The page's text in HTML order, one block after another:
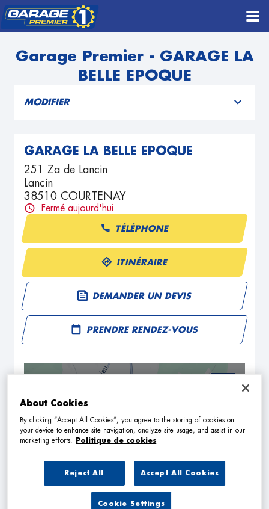
Garage Premier - GARAGE LA
BELLE EPOQUE
MODIFIER
GARAGE LA BELLE EPOQUE
251 Za de Lancin
Lancin
38510 COURTENAY
Fermé aujourd'hui
TÉLÉPHONE
ITINÉRAIRE
DEMANDER UN DEVIS
PRENDRE RENDEZ-VOUS
About Cookies
By clicking “Accept All Cookies”, you agree to the storing of cookies on
your device to enhance site navigation, analyze site usage, and assist in our
marketing efforts.
Politique de cookies
Reject All Accept All Cookies
Cookie Settings